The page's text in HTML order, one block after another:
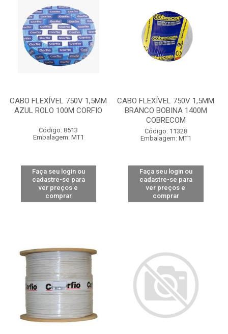
CABO FLEXÍVEL 750V 1,5MM
AZUL ROLO 100M CORFIO
Código: 8513
Embalagem: MT1
Faça seu login ou
cadastre-se para
ver preços e
comprar
CABO FLEXÍVEL 750V 1,5MM
BRANCO BOBINA 1400M
COBRECOM
Código: 11328
Embalagem: MT1
Faça seu login ou
cadastre-se para
ver preços e
comprar